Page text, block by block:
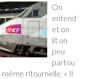
On
entend
et on
lit un
peu
partou
ritournelle. « Il